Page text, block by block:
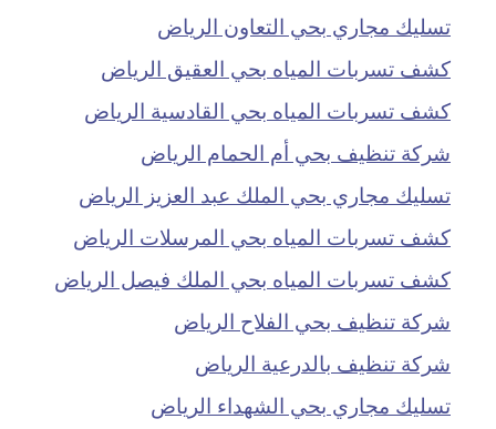
تسليك مجاري بحي التعاون الرياض
كشف تسربات المياه بحي العقيق الرياض
كشف تسربات المياه بحي القادسية الرياض
شركة تنظيف بحي أم الحمام الرياض
تسليك مجاري بحي الملك عبد العزيز الرياض
كشف تسربات المياه بحي المرسلات الرياض
كشف تسربات المياه بحي الملك فيصل الرياض
شركة تنظيف بحي الفلاح الرياض
شركة تنظيف بالدرعية الرياض
تسليك مجاري بحي الشهداء الرياض